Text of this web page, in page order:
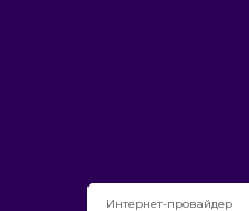
Интернет-провайдер